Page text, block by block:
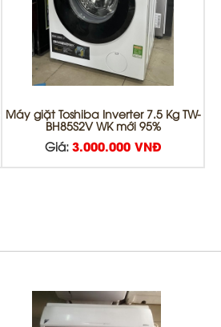
Máy giặt Toshiba Inverter 7.5 Kg TW-
BH85S2V WK mới 95%
Giá: 3.000.000 VNĐ